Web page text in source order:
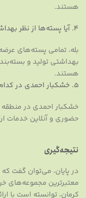
هستند.
4. آیا پسته‌ها از نظر بهداشتی تأیید شده‌اند؟
بله، تمامی پسته‌های
بهداشتی تولید و
هستند.
5. خشکبار احمدی در کدام منطقه کرمان فعالیت دارد؟
خشکبار احمدی در منطقه
حضوری و آنلاین خدمات
نتیجه‌گیری
در پایان، می‌توان گفت که
معتبرترین مجموعه‌های
کرمان، توانسته است با